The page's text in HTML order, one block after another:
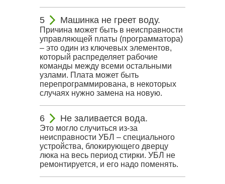
Машинка не греет воду.
Причина может быть в неисправности
управляющей платы (программатора)
– это один из ключевых элементов,
который распределяет рабочие
команды между всеми остальными
узлами. Плата может быть
перепрограммирована, в некоторых
случаях нужно замена на новую.
Не заливается вода.
Это могло случиться из-за
неисправности УБЛ – специального
устройства, блокирующего дверцу
люка на весь период стирки. УБЛ не
ремонтируется, и его надо поменять.